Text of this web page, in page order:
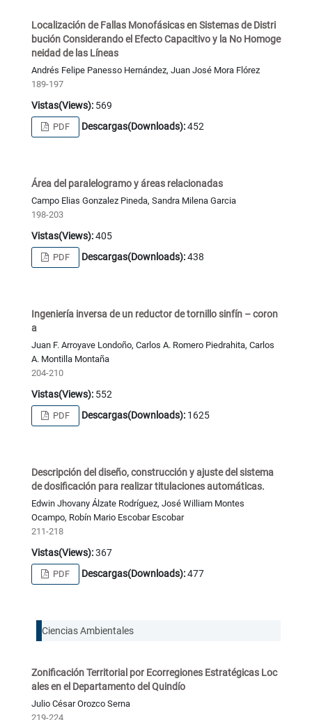
Localización de Fallas Monofásicas en Sistemas de Distri
bución Considerando el Efecto Capacitivo y la No Homoge
neidad de las Líneas
Andrés Felipe Panesso Hernández, Juan José Mora Flórez
189-197
Vistas(Views):569
PDF Descargas(Downloads):452
Área del paralelogramo y áreas relacionadas
Campo Elias Gonzalez Pineda, Sandra Milena Garcia
198-203
Vistas(Views):405
PDF Descargas(Downloads):438
Ingeniería inversa de un reductor de tornillo sinfín – coron
a
Juan F. Arroyave Londoño, Carlos A. Romero Piedrahita, Carlos
A. Montilla Montaña
204-210
Vistas(Views):552
PDF Descargas(Downloads): 1625
Descripción del diseño, construcción y ajuste del sistema
de dosificación para realizar titulaciones automáticas.
Edwin Jhovany Álzate Rodríguez, José William Montes
Ocampo, Robín Mario Escobar Escobar
211-218
Vistas(Views):367
PDF Descargas(Downloads):477
Ciencias Ambientales
Zonificación Territorial por Ecorregiones Estratégicas Loc
ales en el Departamento del Quindío
Julio César Orozco Serna
219-224